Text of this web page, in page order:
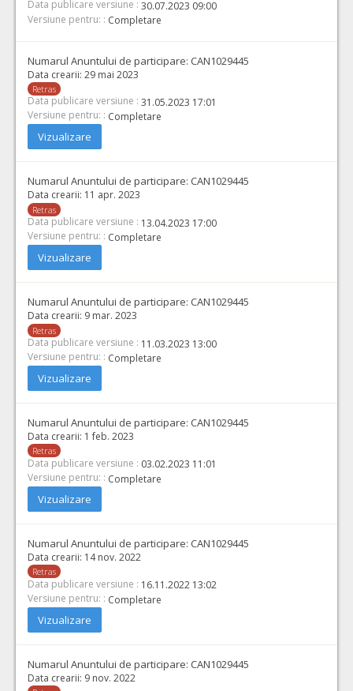
Data publicare versiune : 30.07.2023 09:00
Versiune pentru: : Completare
Numarul Anuntului de participare: CAN1029445
Data crearii: 29 mai 2023
Retras
Data publicare versiune : 31.05.2023 17:01
Versiune pentru: : Completare
Vizualizare
Numarul Anuntului de participare: CAN1029445
Data crearii: 11 apr. 2023
Retras
Data publicare versiune : 13.04.2023 17:00
Versiune pentru: : Completare
Vizualizare
Numarul Anuntului de participare: CAN1029445
Data crearii: 9 mar. 2023
Retras
Data publicare versiune : 11.03.2023 13:00
Versiune pentru: : Completare
Vizualizare
Numarul Anuntului de participare: CAN1029445
Data crearii: 1 feb. 2023
Retras
Data publicare versiune : 03.02.2023 11:01
Versiune pentru: : Completare
Vizualizare
Numarul Anuntului de participare: CAN1029445
Data crearii: 14 nov. 2022
Retras
Data publicare versiune : 16.11.2022 13:02
Versiune pentru: : Completare
Vizualizare
Numarul Anuntului de participare: CAN1029445
Data crearii: 9 nov. 2022